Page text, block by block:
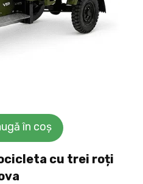
în coș
cu trei roți